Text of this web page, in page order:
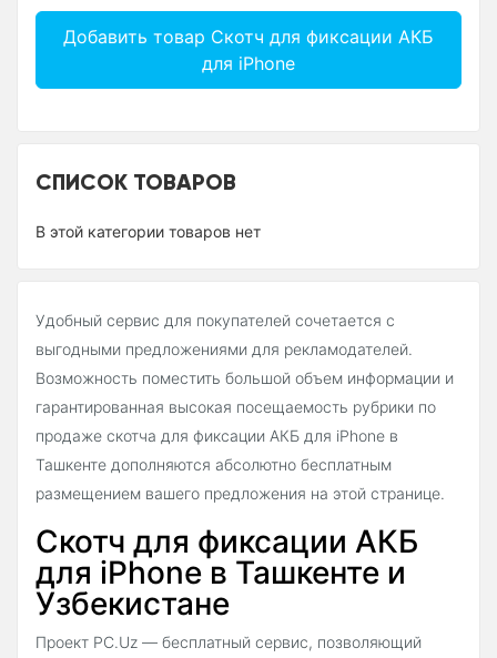
Добавить товар Скотч для фиксации АКБ
для iPhone
СПИСОК ТОВАРОВ
В этой категории товаров нет
Удобный сервис для покупателей сочетается с
выгодными предложениями для рекламодателей.
Возможность поместить большой объем информации и
гарантированная высокая посещаемость рубрики по
продаже скотча для фиксации АКБ для iPhone в
Ташкенте дополняются абсолютно бесплатным
размещением вашего предложения на этой странице.
Скотч для фиксации АКБ
для iPhone в Ташкенте и
Узбекистане
Проект PC.Uz — бесплатный сервис, позволяющий